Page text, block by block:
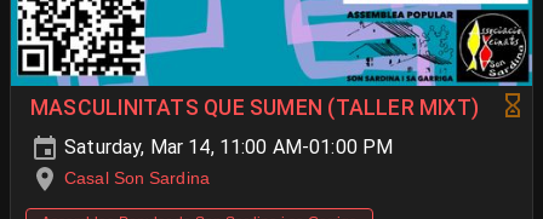
MASCULINITATS QUE SUMEN (TALLER MIXT)
Saturday, Mar 14, 11:00 AM-01:00 PM
Casal Son Sardina